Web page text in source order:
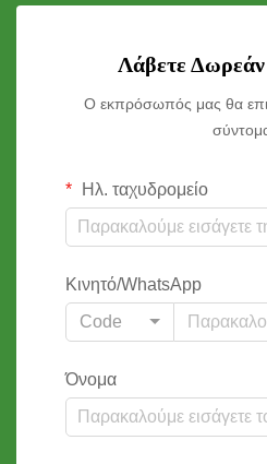
Λάβετε
Ο εκπρόσωπός μας θα
Ηλ. ταχυδρομείο
Κινητό/WhatsApp
Code
Όνομα